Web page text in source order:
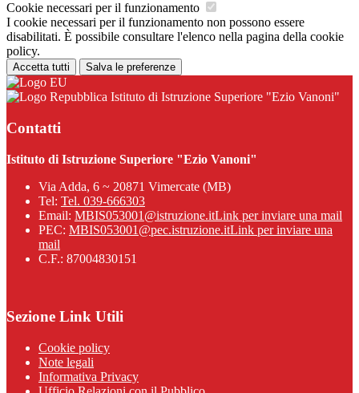
Cookie necessari per il funzionamento
I cookie necessari per il funzionamento non possono essere
disabilitati. È possibile consultare l'elenco nella pagina della cookie
policy.
Accetta tutti Salva le preferenze
Istituto di Istruzione Superiore "Ezio Vanoni"
Contatti
Istituto di Istruzione Superiore "Ezio Vanoni"
Via Adda, 6 ~ 20871 Vimercate (MB)
Tel: Tel. 039-666303
Email: MBIS053001@istruzione.itLink per inviare una mail
PEC: MBIS053001@pec.istruzione.itLink per inviare una
mail
C.F.: 87004830151
Sezione Link Utili
Cookie policy
Note legali
Informativa Privacy